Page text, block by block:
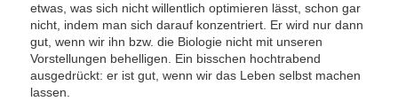
etwas, was sich nicht willentlich optimieren lässt, schon gar
nicht, indem man sich darauf konzentriert. Er wird nur dann
gut, wenn wir ihn bzw. die Biologie nicht mit unseren
Vorstellungen behelligen. Ein bisschen hochtrabend
ausgedrückt: er ist gut, wenn wir das Leben selbst machen
lassen.